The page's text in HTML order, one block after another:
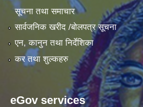
सूचना तथा समाचार
सार्वजनिक खरीद /बोलपत्र सूचना
एन, कानुन तथा निर्देशिका
कर तथा शुल्कहरु
eGov services